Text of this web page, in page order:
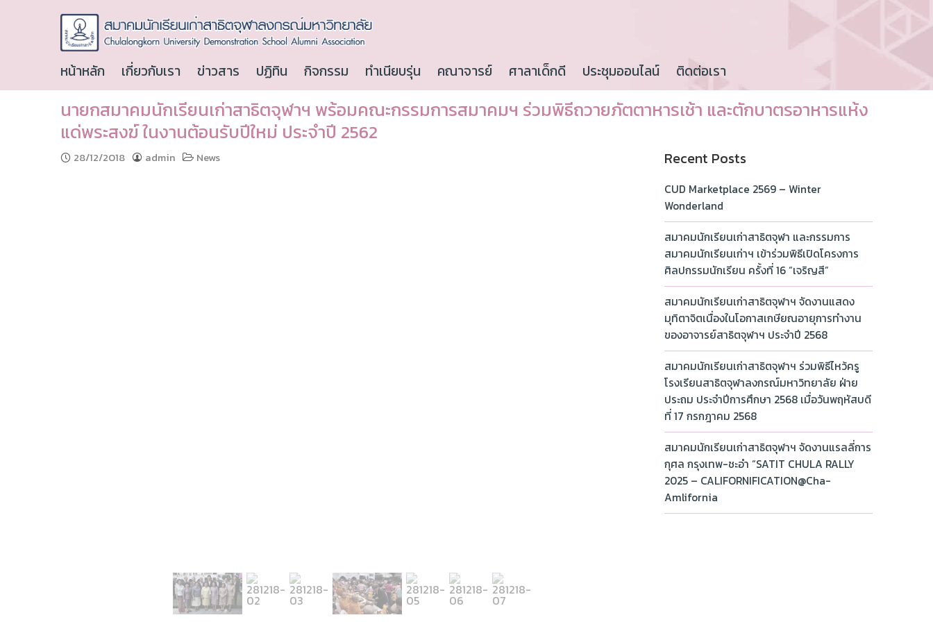
หน้าหลัก เกี่ยวกับเรา ข่าวสาร ปฏิทิน กิจกรรม ทำเนียบรุ่น คณาจารย์ ศาลาเด็กดี ประชุมออนไลน์ ติดต่อเรา
นายกสมาคมนักเรียนเก่าสาธิตจุฬาฯ พร้อมคณะกรรมการสมาคมฯ ร่วมพิธีถวายภัตตาหารเช้า และตักบาตรอาหารแห้ง
แด่พระสงฆ์ ในงานต้อนรับปีใหม่ ประจำปี 2562
28/12/2018 admin News Recent Posts
CUD Marketplace 2569 – Winter
Wonderland
สมาคมนักเรียนเก่าสาธิตจุฬา และกรรมการ
สมาคมนักเรียนเก่าฯ เข้าร่วมพิธีเปิดโครงการ
ศิลปกรรมนักเรียน ครั้งที่ 16 “เจริญสี”
สมาคมนักเรียนเก่าสาธิตจุฬาฯ จัดงานแสดง
มุทิตาจิตเนื่องในโอกาสเกษียณอายุการทำงาน
ของอาจารย์สาธิตจุฬาฯ ประจำปี 2568
สมาคมนักเรียนเก่าสาธิตจุฬาฯ ร่วมพิธีไหว้ครู
โรงเรียนสาธิตจุฬาลงกรณ์มหาวิทยาลัย ฝ่าย
ประถม ประจำปีการศึกษา 2568 เมื่อวันพฤหัสบดี
ที่ 17 กรกฎาคม 2568
สมาคมนักเรียนเก่าสาธิตจุฬาฯ จัดงานแรลลี่การ
กุศล กรุงเทพ-ชะอำ “SATIT CHULA RALLY
2025 – CALIFORNIFICATION@Cha-
Amlifornia